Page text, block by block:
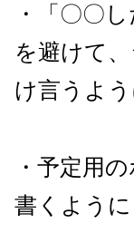
・「〇〇
を避けて
け言うよ
・予定用
書くよう